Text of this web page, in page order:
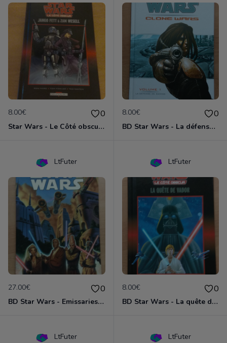
8.00€ 0
Star Wars - Le Côté obscur T01 - Jango Fett et Zam Wesell
8.00€ 0
BD Star Wars - La défense de Kamino (Clone Wars volume 1)
LtFuter
27.00€ 0
BD Star Wars - Emissaries to Malastare (VO)
LtFuter
8.00€ 0
BD Star Wars - La quête de Vador
LtFuter LtFuter